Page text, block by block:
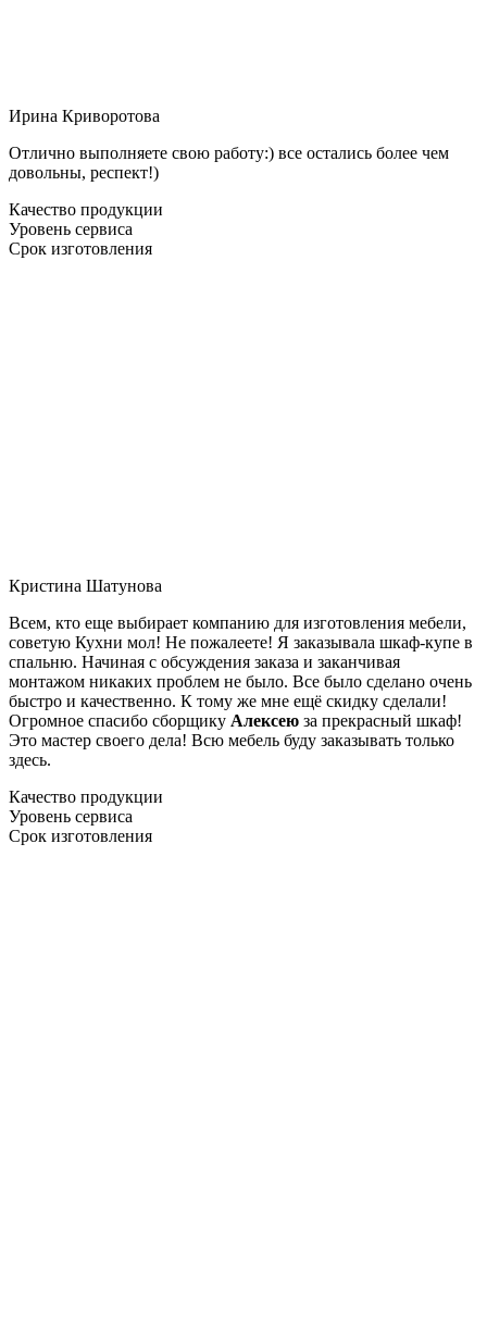
Ирина Криворотова
Отлично выполняете свою работу:) все остались более чем
довольны, респект!)
Качество продукции
Уровень сервиса
Срок изготовления
Кристина Шатунова
Всем, кто еще выбирает компанию для изготовления мебели,
советую Кухни мол! Не пожалеете! Я заказывала шкаф-купе в
спальню. Начиная с обсуждения заказа и заканчивая
монтажом никаких проблем не было. Все было сделано очень
быстро и качественно. К тому же мне ещё скидку сделали!
Огромное спасибо сборщику Алексею за прекрасный шкаф!
Это мастер своего дела! Всю мебель буду заказывать только
здесь.
Качество продукции
Уровень сервиса
Срок изготовления